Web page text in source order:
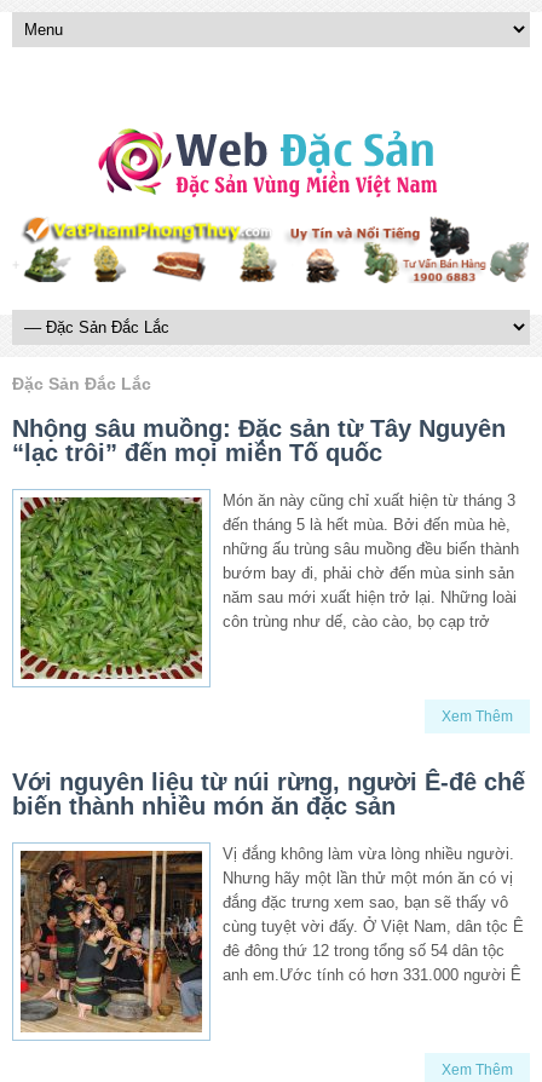
Đặc Sản Đắc Lắc
Nhộng sâu muồng: Đặc sản từ Tây Nguyên
“lạc trôi” đến mọi miền Tố quốc
Món ăn này cũng chỉ xuất hiện từ tháng 3
đến tháng 5 là hết mùa. Bởi đến mùa hè,
những ấu trùng sâu muồng đều biến thành
bướm bay đi, phải chờ đến mùa sinh sản
năm sau mới xuất hiện trở lại. Những loài
côn trùng như dế, cào cào, bọ cạp trở
Xem Thêm
Với nguyên liệu từ núi rừng, người Ê-đê chế
biến thành nhiều món ăn đặc sản
Vị đắng không làm vừa lòng nhiều người.
Nhưng hãy một lần thử một món ăn có vị
đắng đặc trưng xem sao, bạn sẽ thấy vô
cùng tuyệt vời đấy. Ở Việt Nam, dân tộc Ê
đê đông thứ 12 trong tổng số 54 dân tộc
anh em.Ước tính có hơn 331.000 người Ê
Xem Thêm